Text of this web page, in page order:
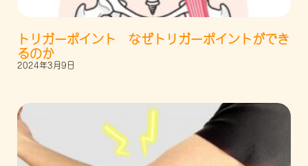
トリガーポイント なぜトリガーポイントができ
るのか
2024年3月9日